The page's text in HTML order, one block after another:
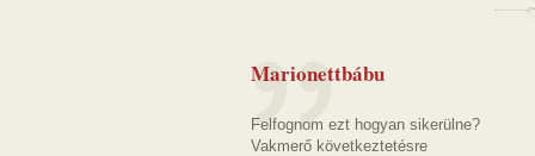
Marionettbábu
Felfognom ezt hogyan sikerülne?
Vakmerő következtetésre